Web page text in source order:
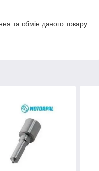
та обмін даного товару